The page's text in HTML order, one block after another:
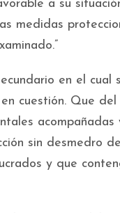
a su
medidas
en el cual
cuestión. Que
sin desmedro
y que